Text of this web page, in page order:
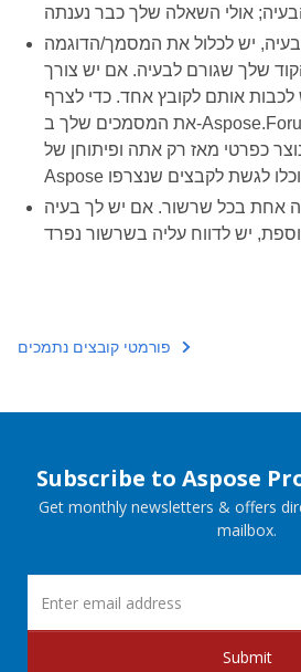
יש לכלול את המסמך/הדוגמה
שלך שגורם לבעיה. אם יש צורך
אותם לקובץ אחד. כדי לצרף
את המסמכים שלך ב-Aspose.Forums היא מוגנת מאבטחה
כפרטי מאז רק אתה ופיתוחן של
אחת בכל שרשור. אם יש לך בעיה
פורמטי קובצים נתמכים
Subscribe to Aspose
Get monthly newsletters & offers
mailbox.
Submit